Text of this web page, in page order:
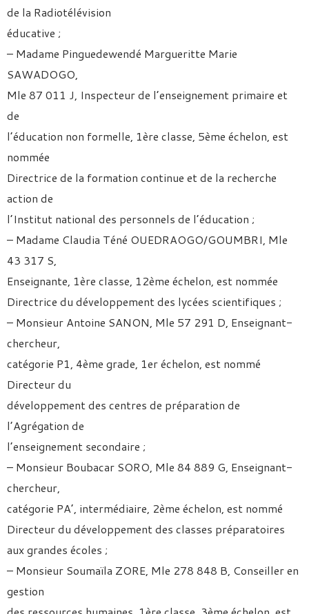
de la Radiotélévision
éducative ;
– Madame Pinguedewendé Margueritte Marie
SAWADOGO,
Mle 87 011 J, Inspecteur de l’enseignement primaire et
de
l’éducation non formelle, 1ère classe, 5ème échelon, est
nommée
Directrice de la formation continue et de la recherche
action de
l’Institut national des personnels de l’éducation ;
– Madame Claudia Téné OUEDRAOGO/GOUMBRI, Mle
43 317 S,
Enseignante, 1ère classe, 12ème échelon, est nommée
Directrice du développement des lycées scientifiques ;
– Monsieur Antoine SANON, Mle 57 291 D, Enseignant-
chercheur,
catégorie P1, 4ème grade, 1er échelon, est nommé
Directeur du
développement des centres de préparation de
l’Agrégation de
l’enseignement secondaire ;
– Monsieur Boubacar SORO, Mle 84 889 G, Enseignant-
chercheur,
catégorie PA’, intermédiaire, 2ème échelon, est nommé
Directeur du développement des classes préparatoires
aux grandes écoles ;
– Monsieur Soumaïla ZORE, Mle 278 848 B, Conseiller en
gestion